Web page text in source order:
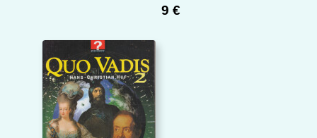
9 €